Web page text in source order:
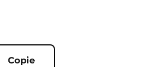
Copie